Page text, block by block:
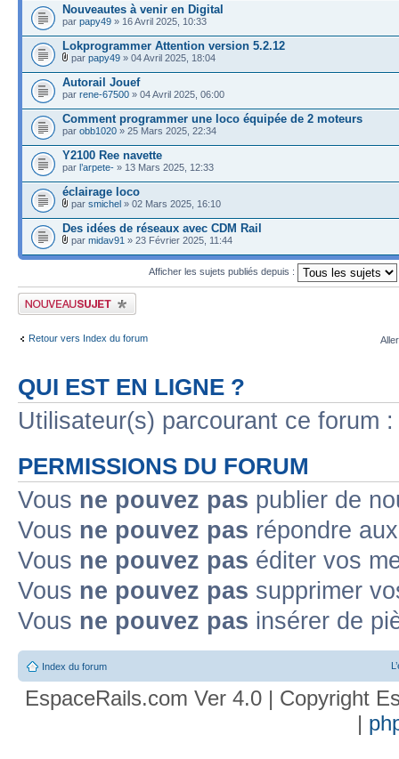
Nouveautes à venir en Digital
par papy49 » 16 Avril 2025, 10:33
Lokprogrammer Attention version 5.2.12
par papy49 » 04 Avril 2025, 18:04
Autorail Jouef
par rene-67500 » 04 Avril 2025, 06:00
Comment programmer une loco équipée de 2 moteurs
par obb1020 » 25 Mars 2025, 22:34
Y2100 Ree navette
par l’arpete- » 13 Mars 2025, 12:33
éclairage loco
par smichel » 02 Mars 2025, 16:10
Des idées de réseaux avec CDM Rail
par midav91 » 23 Février 2025, 11:44
Afficher les sujets publiés depuis :
Publier un nouveau sujet
Retour vers Index du forum
QUI EST EN LIGNE ?
Utilisateur(s) parcourant ce forum
PERMISSIONS DU FORUM
Vous ne pouvez pas publier de
Vous ne pouvez pas répondre
Vous ne pouvez pas éditer vos
Vous ne pouvez pas supprimer
Vous ne pouvez pas insérer de
Index du forum
EspaceRails.com Ver 4.0 | Copyright
|